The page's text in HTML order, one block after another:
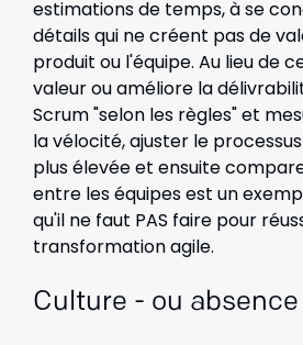
estimations de temps, à se
détails qui ne créent pas de
produit ou l'équipe. Au lieu de
valeur ou améliore la
Scrum "selon les règles" et
la vélocité, ajuster le
plus élevée et ensuite
entre les équipes est un
qu'il ne faut PAS faire pour
transformation agile.
Culture - ou